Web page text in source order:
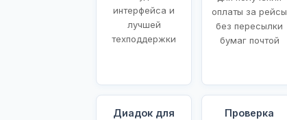
интерфейса и
лучшей
техподдержки
оплаты за рейсы
без пересылки
бумаг почтой
Диадок для
Проверка